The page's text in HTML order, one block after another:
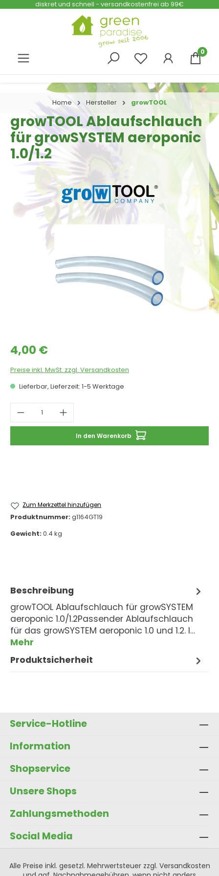
Zum Hauptinhalt springen
diskret und schnell - versandkostenfrei ab 99€
0
Home Hersteller growTOOL
growTOOL Ablaufschlauch
für growSYSTEM aeroponic
1.0/1.2
Bildergalerie überspringen
Regulärer Preis:
4,00 €
Preise inkl. MwSt. zzgl. Versandkosten
Lieferbar, Lieferzeit: 1-5 Werktage
Produkt Anzahl: Gib den
In den Warenkorb
Zum Merkzettel hinzufügen
Produktnummer:g1164GT19
Gewicht:0.4 kg
Beschreibung
growTOOL Ablaufschlauch für growSYSTEM
aeroponic 1.0/1.2Passender Ablaufschlauch
für das growSYSTEM aeroponic 1.0 und 1.2. I…
Mehr
Produktsicherheit
Service-Hotline
Information
Shopservice
Unsere Shops
Zahlungsmethoden
Social Media
Alle Preise inkl. gesetzl. Mehrwertsteuer zzgl. Versandkosten